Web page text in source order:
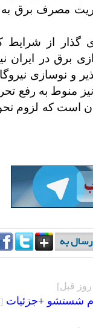
مصرف برق به
گذار از شرایط
در ایران
و نوسازی
منوط به رفع
است که لزوم
شستشو +جزئیات